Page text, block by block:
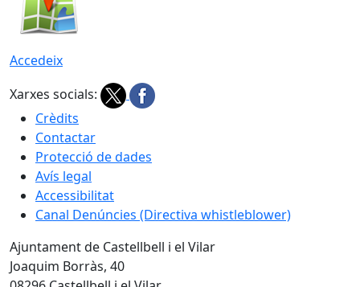
Accedeix
Xarxes socials:
Crèdits
Contactar
Protecció de dades
Avís legal
Accessibilitat
Canal Denúncies (Directiva whistleblower)
Ajuntament de Castellbell i el Vilar
Joaquim Borràs, 40